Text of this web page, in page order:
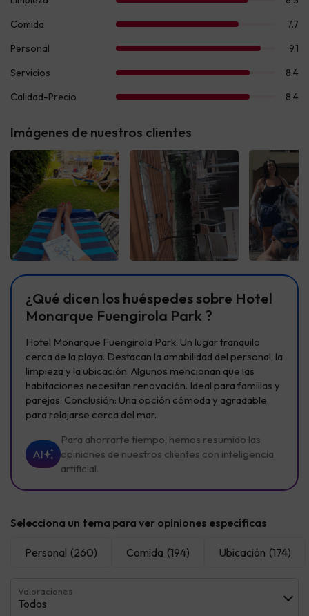
Imágenes de nuestros clientes
¿Qué dicen los huéspedes sobre Hotel
Monarque Fuengirola Park ?
Hotel Monarque Fuengirola Park: Un lugar tranquilo
cerca de la playa. Destacan la amabilidad del personal, la
limpieza y la ubicación. Algunos mencionan que las
habitaciones necesitan renovación. Ideal para familias y
parejas. Conclusión: Una opción cómoda y agradable
para relajarse cerca del mar.
AI
Para ahorrarte tiempo, hemos resumido las
opiniones de nuestros clientes con inteligencia
artificial.
Selecciona un tema para ver opiniones específicas
Personal (260) Comida (194) Ubicación (174)
Valoraciones
Todos